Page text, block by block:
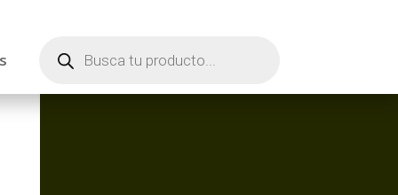
productos